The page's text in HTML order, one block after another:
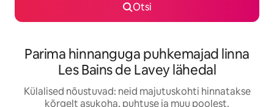
Otsi
Parima hinnanguga puhkemajad linna
Les Bains de Lavey lähedal
Külalised nõustuvad: neid majutuskohti hinnatakse
kõrgelt asukoha, puhtuse ja muu poolest.